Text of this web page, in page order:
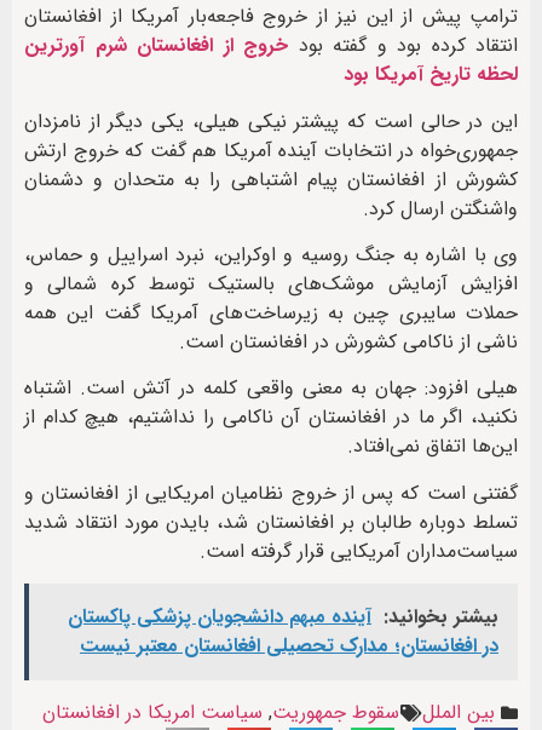
ترامپ پیش از این نیز از خروج فاجعه‌بار آمریکا از افغانستان
انتقاد کرده بود و گفته بود خروج از افغانستان شرم آورترین
لحظه تاریخ آمریکا بود
این در حالی است که پیشتر نیکی هیلی، یکی دیگر از نامزدان
جمهوری‌خواه در انتخابات آینده آمریکا هم گفت که خروج ارتش
کشورش از افغانستان پیام اشتباهی را به متحدان و دشمنان
واشنگتن ارسال کرد.
وی با اشاره به جنگ روسیه و اوکراین، نبرد اسراییل و حماس،
افزایش آزمایش‌ موشک‌های بالستیک توسط کره شمالی و
حملات سایبری چین به زیرساخت‌های آمریکا گفت این همه
ناشی از ناکامی کشورش در افغانستان است.
هیلی افزود: جهان به معنی واقعی کلمه در آتش است. اشتباه
نکنید، اگر ما در افغانستان آن ناکامی را نداشتیم، هیچ کدام از
این‌ها اتفاق نمی‌افتاد.
گفتنی است که پس از خروج نظامیان امریکایی از افغانستان و
تسلط دوباره طالبان بر افغانستان شد، بایدن مورد انتقاد شدید
سیاست‌مداران آمریکایی قرار گرفته است.
بیشتر بخوانید: آینده مبهم دانشجویان پزشکی پاکستان
در افغانستان؛ مدارک تحصیلی افغانستان معتبر نیست
بین الملل سقوط جمهوریت, سیاست امریکا در افغانستان